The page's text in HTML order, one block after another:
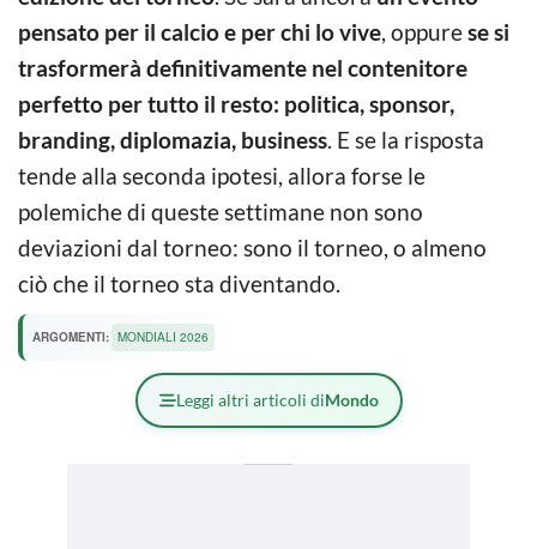
pensato per il calcio e per chi lo vive, oppurese si
trasformerà definitivamente nel contenitore
perfetto per tutto il resto: politica, sponsor,
branding, diplomazia, business. E se la risposta
tende alla seconda ipotesi, allora forse le
polemiche di queste settimane non sono
deviazioni dal torneo: sono il torneo, o almeno
ciò che il torneo sta diventando.
ARGOMENTI: MONDIALI 2026
Leggi altri articoli diMondo